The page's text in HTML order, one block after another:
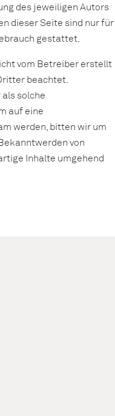
des jeweiligen Autors
dieser Seite sind nur für
gestattet.
vom Betreiber erstellt
beachtet.
solche
auf eine
werden, bitten wir um
von
Inhalte umgehend